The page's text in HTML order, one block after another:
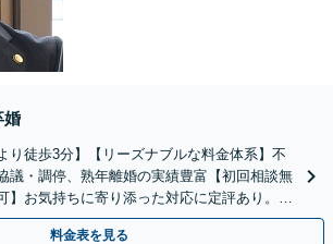
婚
り徒歩3分】【リーズナブルな料金体系】不
議・調停、熟年離婚の実績豊富【初回相談無
】お気持ちに寄り添った対応に定評あり。お
料金表を見る